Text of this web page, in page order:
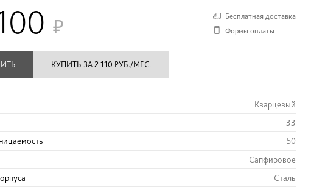
Бесплатная доставка
Формы оплаты
КУПИТЬ ЗА 2 110 РУБ./МЕС.
Кварцевый
33
50
Сапфировое
Сталь